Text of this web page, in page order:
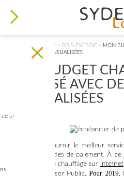
de tri
VOUS ÊTES ICI
> ÉNERGIE > BOIS-ÉNERGIE > MON
DES FACTURES MENSUALISÉES
MON BUDGET
MAÎTRISÉ AVEC
MENSUALISÉES
Afin de vous fournir le meilleur
d'élargir ses modes de paiement. À
votre facture de chauffage sur internet
à l’ordre du Trésor Public. Pour 2019,